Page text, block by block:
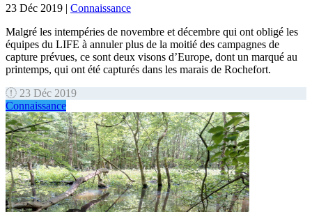
23 Déc 2019 | Connaissance
Malgré les intempéries de novembre et décembre qui ont obligé les
équipes du LIFE à annuler plus de la moitié des campagnes de
capture prévues, ce sont deux visons d’Europe, dont un marqué au
printemps, qui ont été capturés dans les marais de Rochefort.
23 Déc 2019
Connaissance